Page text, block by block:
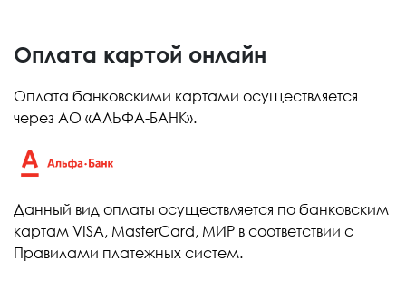
Оплата картой онлайн
Оплата банковскими картами осуществляется
через АО «АЛЬФА-БАНК».
Данный вид оплаты осуществляется по банковским
картам VISA, MasterCard, МИР в соответствии с
Правилами платежных систем.